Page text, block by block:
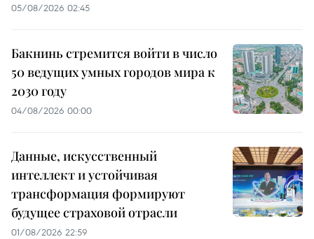
05/08/2026 02:45
Бакнинь стремится войти в число
50 ведущих умных городов мира к
2030 году
04/08/2026 00:00
Данные, искусственный
интеллект и устойчивая
трансформация формируют
будущее страховой отрасли
01/08/2026 22:59